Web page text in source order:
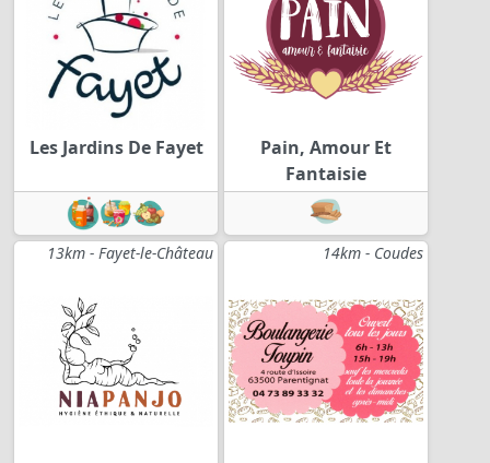
Les Jardins De Fayet
Pain, Amour Et
Fantaisie
13km - Fayet-le-Château 14km - Coudes